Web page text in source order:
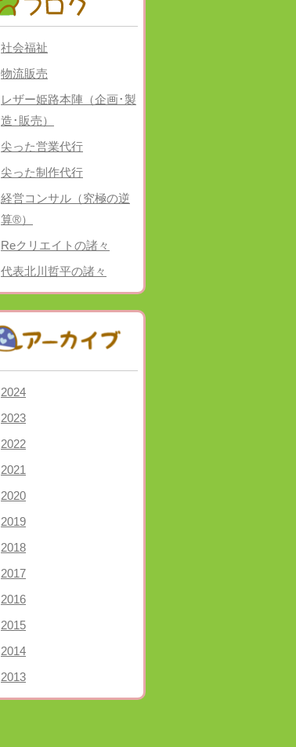
社会福祉
物流販売
レザー姫路本陣（企画･製
造･販売）
尖った営業代行
尖った制作代行
経営コンサル（究極の逆
算®）
Reクリエイトの諸々
代表北川哲平の諸々
2024
2023
2022
2021
2020
2019
2018
2017
2016
2015
2014
2013